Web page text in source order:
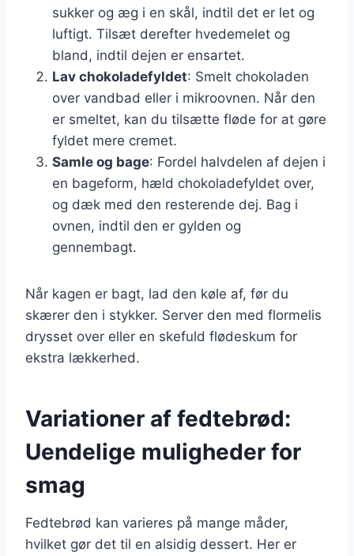
sukker og æg i en skål, indtil det er let og
luftigt. Tilsæt derefter hvedemelet og
bland, indtil dejen er ensartet.
Lav chokoladefyldet: Smelt chokoladen
over vandbad eller i mikroovnen. Når den
er smeltet, kan du tilsætte fløde for at gøre
fyldet mere cremet.
Samle og bage: Fordel halvdelen af dejen i
en bageform, hæld chokoladefyldet over,
og dæk med den resterende dej. Bag i
ovnen, indtil den er gylden og
gennembagt.
Når kagen er bagt, lad den køle af, før du
skærer den i stykker. Server den med flormelis
drysset over eller en skefuld flødeskum for
ekstra lækkerhed.
Variationer af fedtebrød:
Uendelige muligheder for
smag
Fedtebrød kan varieres på mange måder,
hvilket gør det til en alsidig dessert. Her er